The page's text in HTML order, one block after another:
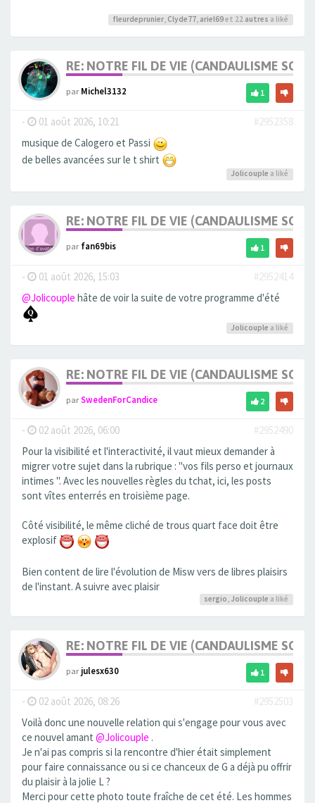
fleurdeprunier, Clyde77, ariel69et 22 autres a liké
RE: NOTRE FIL DE VIE (CANDAULISME
parMichel3132 1
- 01 août 2026, 10:21
#2952358
musique de Calogero et Passi
de belles avancées sur le t shirt
Jolicouple a liké
RE: NOTRE FIL DE VIE (CANDAULISME
parfan69bis 1
- 01 août 2026, 15:03
#2952414
@Jolicouple hâte de voir la suite de votre programme d'été
Jolicouple a liké
RE: NOTRE FIL DE VIE (CANDAULISME
parSwedenForCandice 2
- 02 août 2026, 06:00
#2952490
Pour la visibilité et l'interactivité, il vaut mieux demander à
migrer votre sujet dans la rubrique : "vos fils perso et journaux
intimes ". Avec les nouvelles règles du tchat, ici, les posts
sont vîtes enterrés en troisième page.
Côté visibilité, le même cliché de trous quart face doit être
explosif
Bien content de lire l'évolution de Misw vers de libres plaisirs
de l'instant. A suivre avec plaisir
sergio, Jolicouple a liké
RE: NOTRE FIL DE VIE (CANDAULISME
parjulesx630 1
- 02 août 2026, 08:26
#2952503
Voilà donc une nouvelle relation qui s'engage pour vous avec
ce nouvel amant @Jolicouple .
Je n'ai pas compris si la rencontre d'hier était simplement
pour faire connaissance ou si ce chanceux de G a déjà pu offrir
du plaisir à la jolie L ?
Merci pour cette photo toute fraîche de cet été. Les hommes